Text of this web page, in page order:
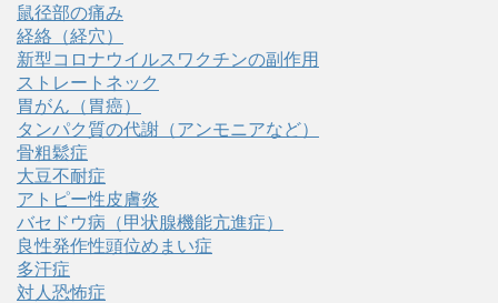
鼠径部の痛み
経絡（経穴）
新型コロナウイルスワクチンの副作用
ストレートネック
胃がん（胃癌）
タンパク質の代謝（アンモニアなど）
骨粗鬆症
大豆不耐症
アトピー性皮膚炎
バセドウ病（甲状腺機能亢進症）
良性発作性頭位めまい症
多汗症
対人恐怖症